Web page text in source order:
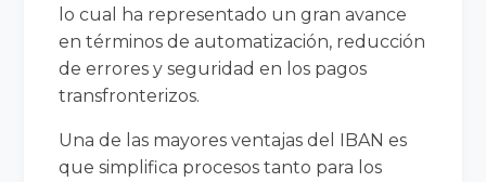
lo cual ha representado un gran avance
en términos de automatización, reducción
de errores y seguridad en los pagos
transfronterizos.
Una de las mayores ventajas del IBAN es
que simplifica procesos tanto para los